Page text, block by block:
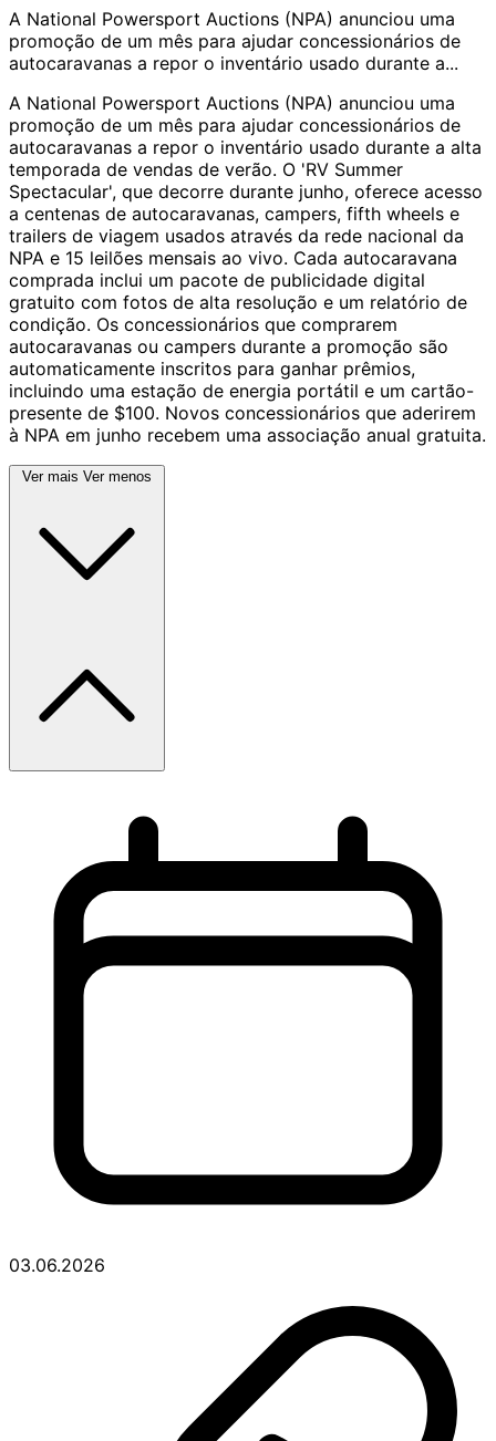
A National Powersport Auctions (NPA) anunciou uma
promoção de um mês para ajudar concessionários de
autocaravanas a repor o inventário usado durante a...
A National Powersport Auctions (NPA) anunciou uma
promoção de um mês para ajudar concessionários de
autocaravanas a repor o inventário usado durante a alta
temporada de vendas de verão. O 'RV Summer
Spectacular', que decorre durante junho, oferece acesso
a centenas de autocaravanas, campers, fifth wheels e
trailers de viagem usados através da rede nacional da
NPA e 15 leilões mensais ao vivo. Cada autocaravana
comprada inclui um pacote de publicidade digital
gratuito com fotos de alta resolução e um relatório de
condição. Os concessionários que comprarem
autocaravanas ou campers durante a promoção são
automaticamente inscritos para ganhar prêmios,
incluindo uma estação de energia portátil e um cartão-
presente de $100. Novos concessionários que aderirem
à NPA em junho recebem uma associação anual gratuita.
Ver mais Ver menos
03.06.2026